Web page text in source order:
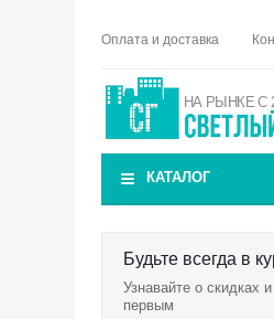
Оплата и доставка
НА РЫНКЕ С
КАТАЛОГ
Будьте всегда в
Узнавайте о скидках
первым